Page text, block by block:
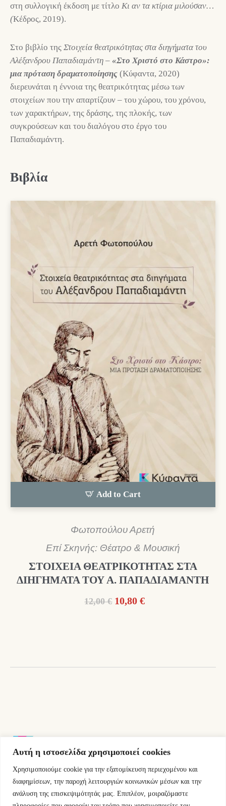
Αυτή η ιστοσελίδα χρησιμοποιεί cookies
Χρησιμοποιούμε cookie για την εξατομίκευση περιεχομένου και
διαφημίσεων, την παροχή λειτουργιών κοινωνικών μέσων και την
ανάλυση της επισκεψιμότητάς μας. Επιπλέον, μοιραζόμαστε
στη συλλογική έκδοση με τίτλο Κι αν τα κτίρια μιλούσαν…
(Κέδρος, 2019).
Στο βιβλίο της Στοιχεία θεατρικότητας στα διηγήματα του
Αλέξανδρου Παπαδιαμάντη – «Στο Χριστό στο Κάστρο»:
μια πρόταση δραματοποίησης (Κύφαντα, 2020)
διερευνάται η έννοια της θεατρικότητας μέσω των
στοιχείων που την απαρτίζουν – του χώρου, του χρόνου,
των χαρακτήρων, της δράσης, της πλοκής, των
συγκρούσεων και του διαλόγου στο έργο του
Παπαδιαμάντη.
Βιβλία
Add to Cart
Φωτοπούλου Αρετή
Επί Σκηνής: Θέατρο & Μουσική
ΣΤΟΙΧΕΙΑ ΘΕΑΤΡΙΚΟΤΗΤΑΣ ΣΤΑ
ΔΙΗΓΗΜΑΤΑ ΤΟΥ Α. ΠΑΠΑΔΙΑΜΑΝΤΗ
12,00 € Original
10,80 €Η
Εμμ.Μπενάκη 76 10681 Αθήνα Ελλάδα.